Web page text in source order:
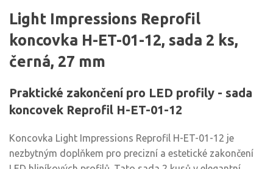
Light Impressions Reprofil
koncovka H-ET-01-12, sada 2 ks,
černá, 27 mm
Praktické zakončení pro LED profily - sada
koncovek Reprofil H-ET-01-12
Koncovka Light Impressions Reprofil H-ET-01-12 je
nezbytným doplňkem pro precizní a estetické zakončení